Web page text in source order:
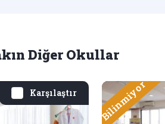
Diğer Okullar
Karşılaştır Bilinmiyor